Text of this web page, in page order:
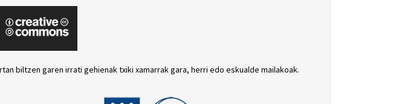
biltzen garen irrati gehienak txiki xamarrak gara, herri edo eskualde mailakoak.